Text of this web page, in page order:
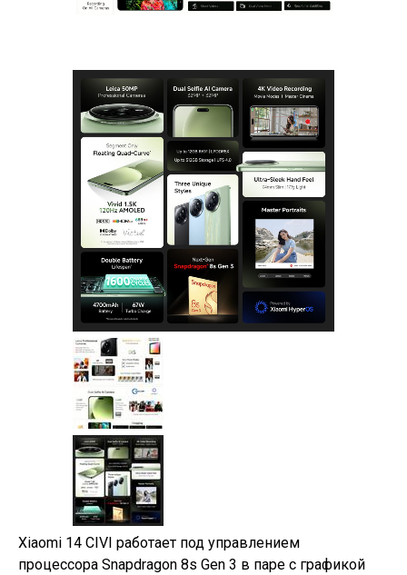
Xiaomi 14 CIVI работает под управлением
процессора Snapdragon 8s Gen 3 в паре с графикой